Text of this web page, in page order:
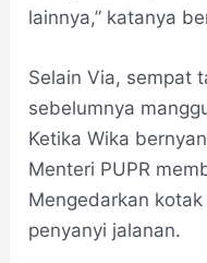
lainnya,” katanya
Selain Via, sempat
sebelumnya
Ketika Wika
Menteri PUPR
Mengedarkan
penyanyi jalanan.